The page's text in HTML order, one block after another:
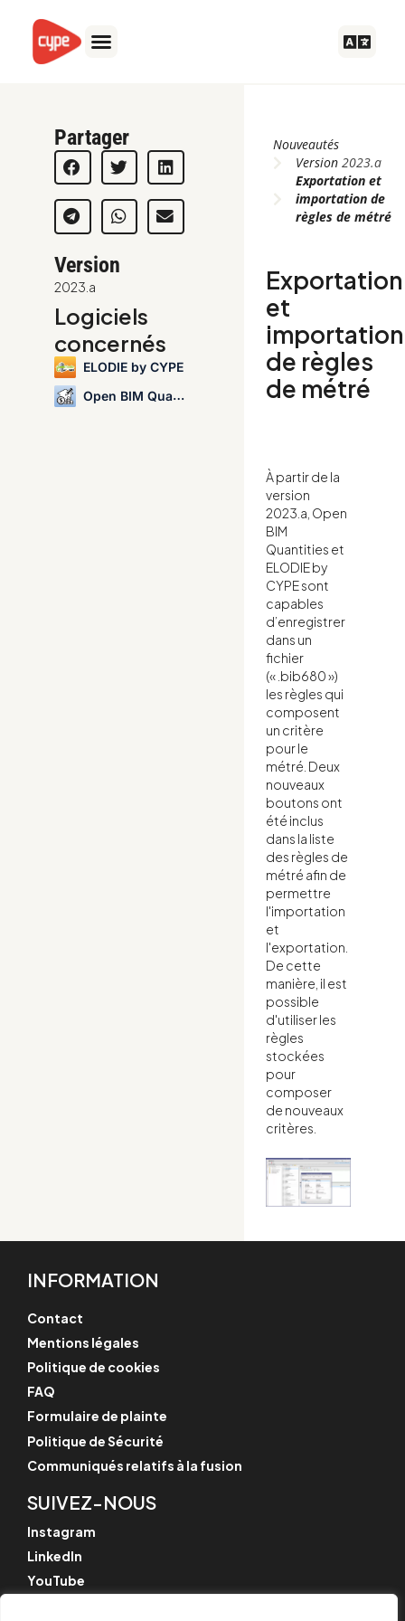
contenu
Partager
Version
2023.a
Logiciels
concernés
ELODIE by CYPE
Open BIM Quantities
Nouveautés
Version2023.a
Exportation et
importation de
règles de métré
Exportation
et
importation
de règles
de métré
À partir de la
version
2023.a, Open
BIM
Quantities et
ELODIE by
CYPE sont
capables
d’enregistrer
dans un
fichier
(« .bib680 »)
les règles qui
composent
un critère
pour le
métré. Deux
nouveaux
boutons ont
été inclus
dans la liste
des règles de
métré afin de
permettre
l'importation
et
l'exportation.
De cette
manière, il est
possible
d'utiliser les
règles
stockées
pour
composer
de nouveaux
critères.
INFORMATION
Contact
Mentions légales
Politique de cookies
FAQ
Formulaire de plainte
Politique de Sécurité
Communiqués relatifs à la fusion
SUIVEZ-NOUS
Instagram
LinkedIn
YouTube